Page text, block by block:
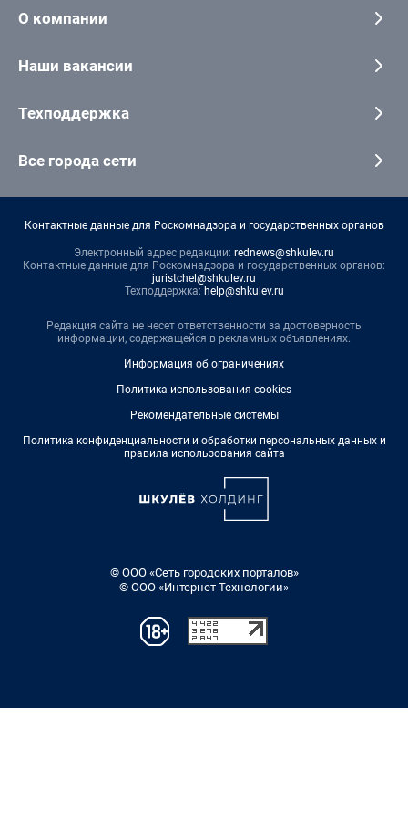
О компании
Наши вакансии
Техподдержка
Все города сети
Контактные данные для Роскомнадзора и государственных органов
Электронный адрес редакции: rednews@shkulev.ru
Контактные данные для Роскомнадзора и государственных органов:
juristchel@shkulev.ru
Техподдержка: help@shkulev.ru
Редакция сайта не несет ответственности за достоверность
информации, содержащейся в рекламных объявлениях.
Информация об ограничениях
Политика использования cookies
Рекомендательные системы
Политика конфиденциальности и обработки персональных данных и
правила использования сайта
© ООО «Сеть городских порталов»
© ООО «Интернет Технологии»